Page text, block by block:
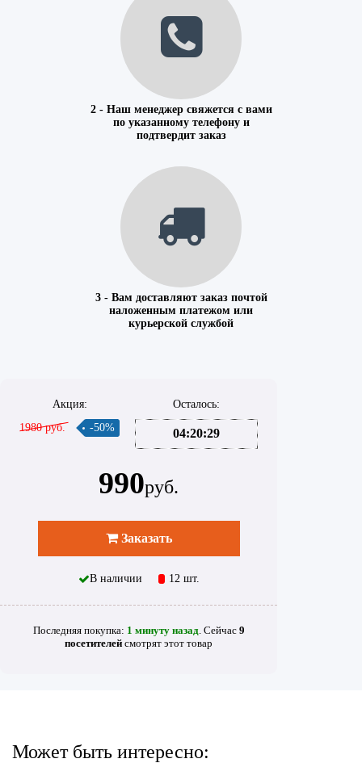
2 - Наш менеджер свяжется с вами
по указанному телефону и
подтвердит заказ
3 - Вам доставляют заказ почтой
наложенным платежом или
курьерской службой
Акция:
1980 руб.
-50%
Осталось:
04:20:29
990руб.
Заказать
В наличии 12 шт.
Последняя покупка: 1 минуту назад. Сейчас 9
посетителей смотрят этот товар
Может быть интересно: